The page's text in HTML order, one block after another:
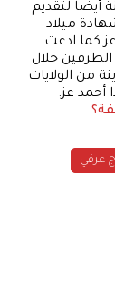
أيضاً لتقديم
ميلاد
كما ادعت.
خلال
من الولايات
عز.
عرفي